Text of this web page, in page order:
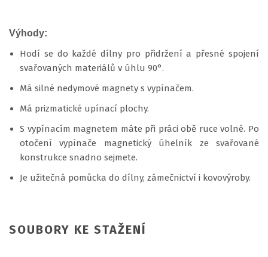
Výhody:
Hodí se do každé dílny pro přidržení a přesné spojení
svařovaných materiálů v úhlu 90°.
Má silné nedymové magnety s vypínačem.
Má prizmatické upínací plochy.
S vypínacím magnetem máte při práci obě ruce volné. Po
otočení vypínače magnetický úhelník ze svařované
konstrukce snadno sejmete.
Je užitečná pomůcka do dílny, zámečnictví i kovovýroby.
SOUBORY KE STAŽENÍ